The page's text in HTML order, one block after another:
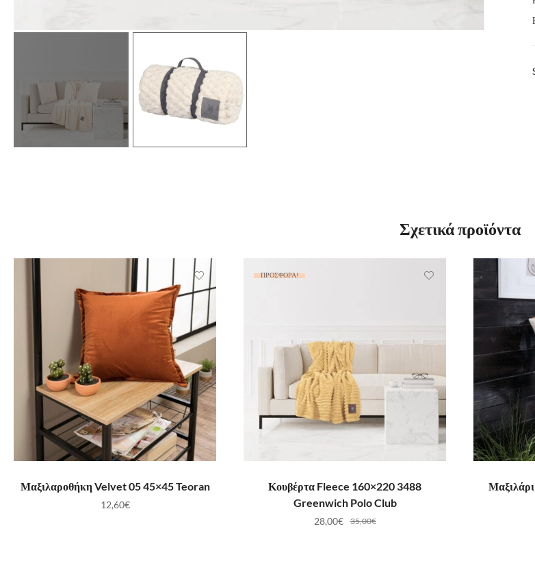
Σχετικά προϊόντα
ΠΡΟΣΘΉΚΗ ΣΤΟ ΚΑΛΆΘΙ
Μαξιλαροθήκη Velvet 05 45×45 Teoran
12,60€
ΠΡΟΣΦΟΡΆ!
ΠΡΟΣΘΉΚΗ ΣΤΟ ΚΑΛΆΘΙ
Κουβέρτα Fleece 160×220 3488
Greenwich Polo Club
35,00€
28,00€